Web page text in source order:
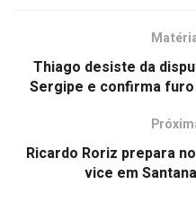
Thiago desiste da
Sergipe e confirma
Ricardo Roriz prepara
vice em